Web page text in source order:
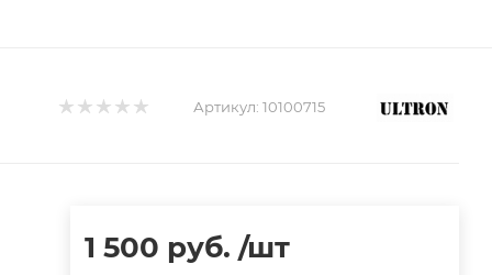
Артикул: 10100715
1 500 руб. /шт